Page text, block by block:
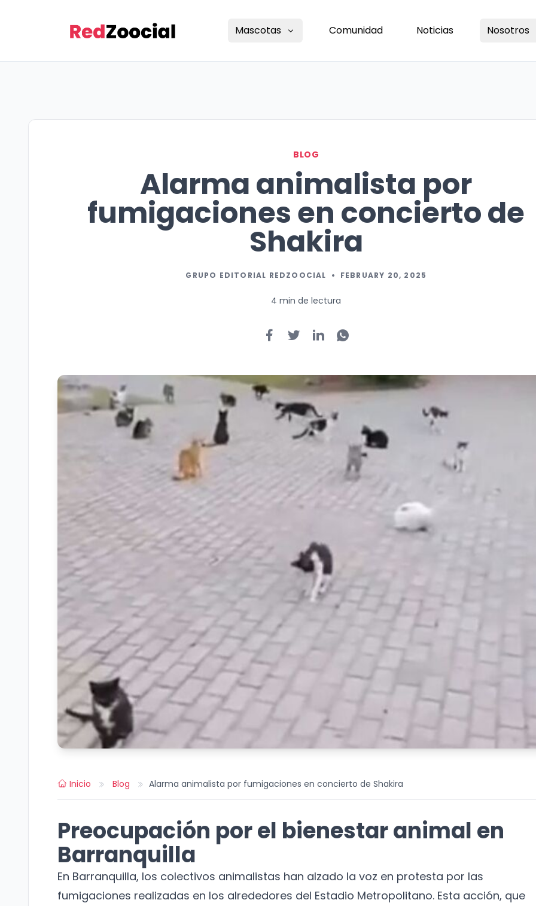
Mascotas Comunidad Noticias Nosotros
BLOG
Alarma animalista por
fumigaciones en concierto de
Shakira
GRUPO EDITORIAL REDZOOCIAL • FEBRUARY 20, 2025
4 min de lectura
Inicio Blog Alarma animalista por fumigaciones en concierto de Shakira
Preocupación por el bienestar animal en
Barranquilla
En Barranquilla, los colectivos animalistas han alzado la voz en protesta por las
fumigaciones realizadas en los alrededores del Estadio Metropolitano. Esta acción, que